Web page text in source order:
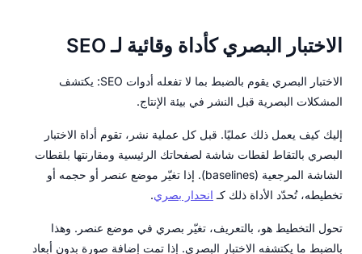
الاختبار البصري كأداة وقائية لـ SEO
الاختبار البصري يقوم بالضبط بما لا تفعله أدوات SEO: يكتشف
المشكلات البصرية قبل النشر في بيئة الإنتاج.
إليك كيف يعمل ذلك عمليًا. قبل كل عملية نشر، تقوم أداة الاختبار
البصري بالتقاط لقطات شاشة لصفحاتك الرئيسية ومقارنتها بلقطات
الشاشة المرجعية (baselines). إذا تغيّر موضع عنصر أو حجمه أو
تخطيطه، تُحدّد الأداة ذلك كـ انحدار بصري.
تحول التخطيط هو، بالتعريف، تغيّر بصري في موضع عنصر. وهذا
بالضبط ما يكتشفه الاختبار البصري. إذا تمت إضافة صورة بدون أبعاد